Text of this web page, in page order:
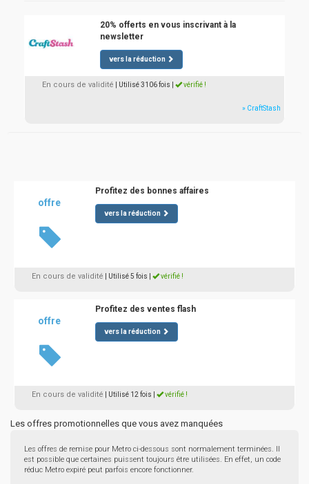
20% offerts en vous inscrivant à la
newsletter
vers la réduction
En cours de validité | Utilisé 3106 fois vérifié !
» CraftStash
offre
Profitez des bonnes affaires
vers la réduction
En cours de validité | Utilisé 5 fois vérifié !
offre
Profitez des ventes flash
vers la réduction
En cours de validité | Utilisé 12 fois vérifié !
Les offres promotionnelles que vous avez manquées
Les offres de remise pour Metro ci-dessous sont normalement terminées. Il
est possible que certaines puissent toujours être utilisées. En effet, un code
réduc Metro expiré peut parfois encore fonctionner.